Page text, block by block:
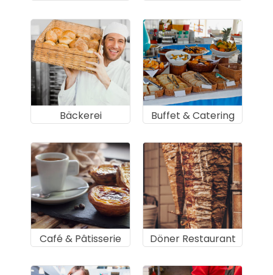
Bäckerei Buffet & Catering
Café & Pâtisserie Döner Restaurant